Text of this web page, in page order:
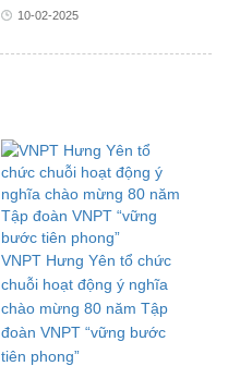
10-02-2025
VNPT Hưng Yên tổ chức
chuỗi hoạt động ý nghĩa
chào mừng 80 năm Tập
đoàn VNPT “vững bước
tiên phong”